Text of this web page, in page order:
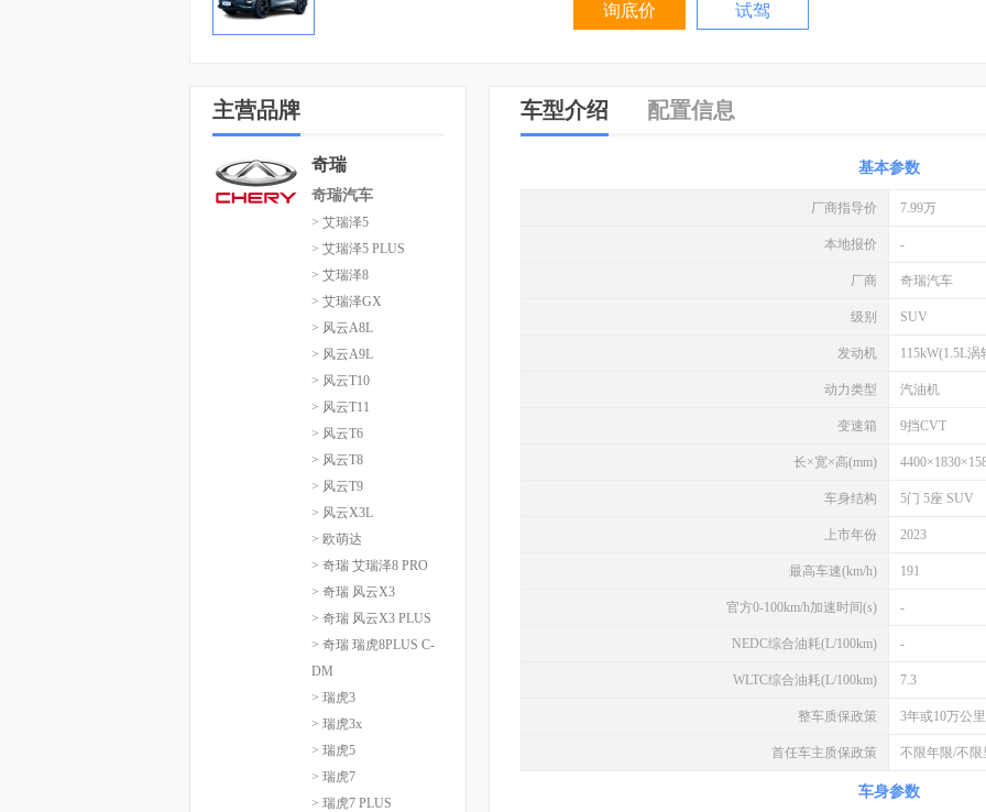
询底价 试驾
主营品牌
奇瑞
奇瑞汽车
> 艾瑞泽5
> 艾瑞泽5 PLUS
> 艾瑞泽8
> 艾瑞泽GX
> 风云A8L
> 风云A9L
> 风云T10
> 风云T11
> 风云T6
> 风云T8
> 风云T9
> 风云X3L
> 欧萌达
> 奇瑞 艾瑞泽8 PRO
> 奇瑞 风云X3
> 奇瑞 风云X3 PLUS
> 奇瑞 瑞虎8PLUS C-
DM
> 瑞虎3
> 瑞虎3x
> 瑞虎5
> 瑞虎7
> 瑞虎7 PLUS
车型介绍 配置信息
基本参数
厂商指导价 7.99万
本地报价 -
厂商 奇瑞汽车
级别 SUV
发动机 115kW(1.5L涡
动力类型 汽油机
变速箱 9挡CVT
长×宽×高(mm)
车身结构 5门 5座 SUV
上市年份 2023
最高车速(km/h) 191
官方0-100km/h加速时间(s) -
NEDC综合油耗(L/100km) -
WLTC综合油耗(L/100km) 7.3
整车质保政策 3年或10万公里
首任车主质保政策 不限年限/不
车身参数